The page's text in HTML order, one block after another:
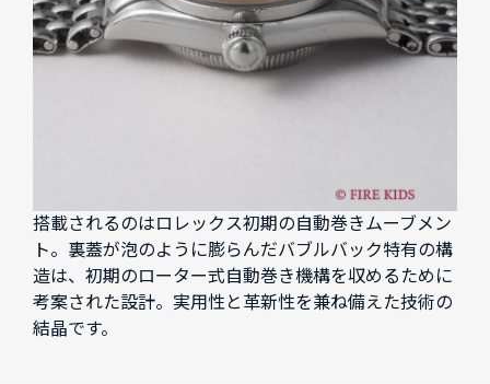
搭載されるのはロレックス初期の自動巻きムーブメン
ト。裏蓋が泡のように膨らんだバブルバック特有の構
造は、初期のローター式自動巻き機構を収めるために
考案された設計。実用性と革新性を兼ね備えた技術の
結晶です。